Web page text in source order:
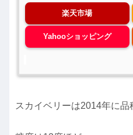
楽天市場
Yahooショッピング
スカイベリーは2014年に品